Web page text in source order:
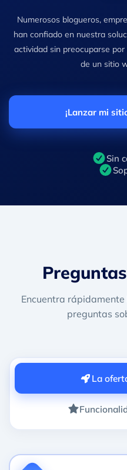
Numerosos blogueros,
han confiado en nuestra
actividad sin preocuparse
de un sitio
¡Lanzar mi
Sin
Preguntas
Encuentra
preguntas
La